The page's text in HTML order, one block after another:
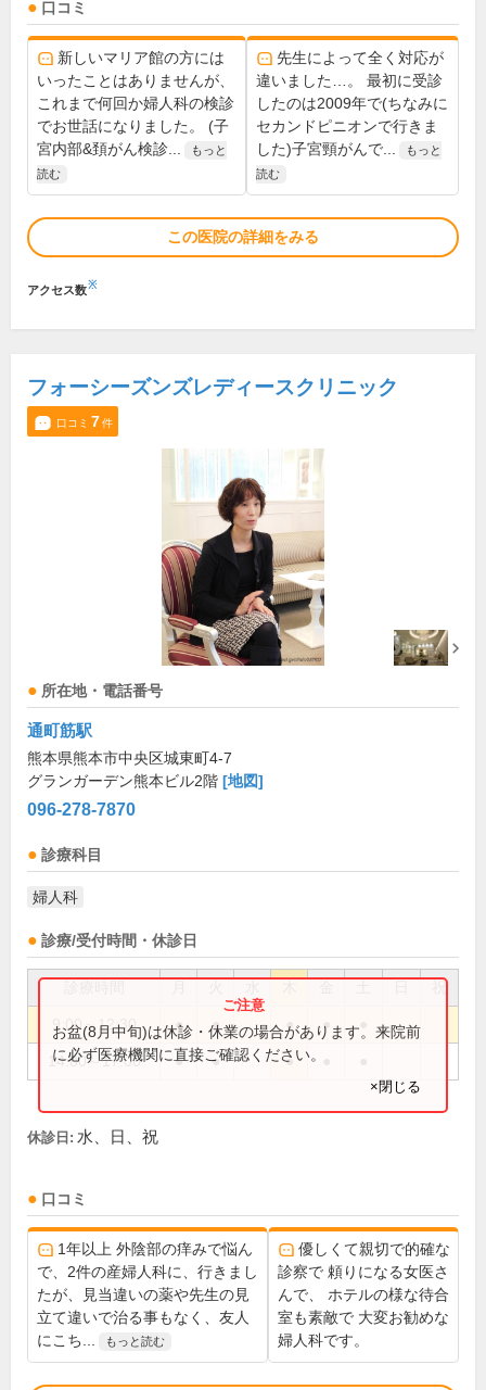
口コミ
新しいマリア館の方には
いったことはありませんが、
これまで何回か婦人科の検診
でお世話になりました。 (子
宮内部&頚がん検診...
もっと
読む
先生によって全く対応が
違いました…。 最初に受診
したのは2009年で(ちなみに
セカンドピニオンで行きま
した)子宮頸がんで...
もっと
読む
この医院の詳細をみる
アクセス数※
フォーシーズンズレディースクリニック
口コミ 7件
所在地・電話番号
通町筋駅
熊本県熊本市中央区城東町4-7
グランガーデン熊本ビル2階 [地図]
096-278-7870
診療科目
婦人科
診療/受付時間・休診日
祝
9:00～12:30 ● ● ● ●
14:00～17:00 ● ● ●
お盆(8月中旬)は休診・休業の場合があります。来院前
に必ず医療機関に直接ご確認ください。
×閉じる
休診日: 水、日、祝
口コミ
1年以上 外陰部の痒みで悩ん
で、2件の産婦人科に、行きまし
たが、見当違いの薬や先生の見
立て違いで治る事もなく、友人
にこち...
もっと読む
優しくて親切で的確な
診察で 頼りになる女医さ
んで、 ホテルの様な待合
室も素敵で 大変お勧めな
婦人科です。